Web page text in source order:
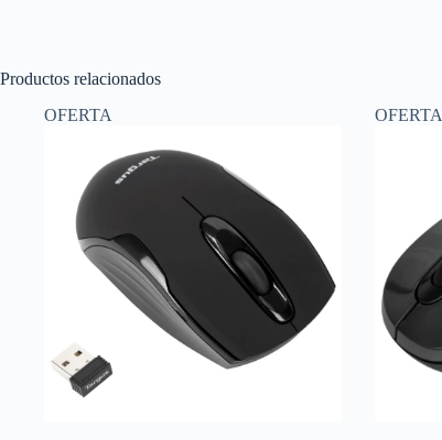
Productos relacionados
OFERTA
OFERTA